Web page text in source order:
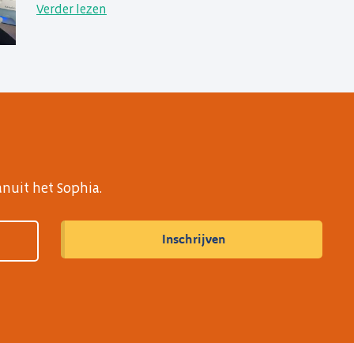
Verder lezen
het Sophia.